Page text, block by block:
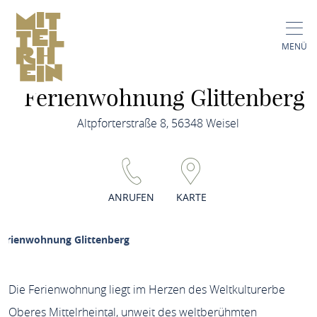
MENÜ
Ferienwohnung Glittenberg
Altpforterstraße 8, 56348 Weisel
ANRUFEN KARTE
Glittenberg
Die Ferienwohnung liegt im Herzen des Weltkulturerbe
Oberes Mittelrheintal, unweit des weltberühmten